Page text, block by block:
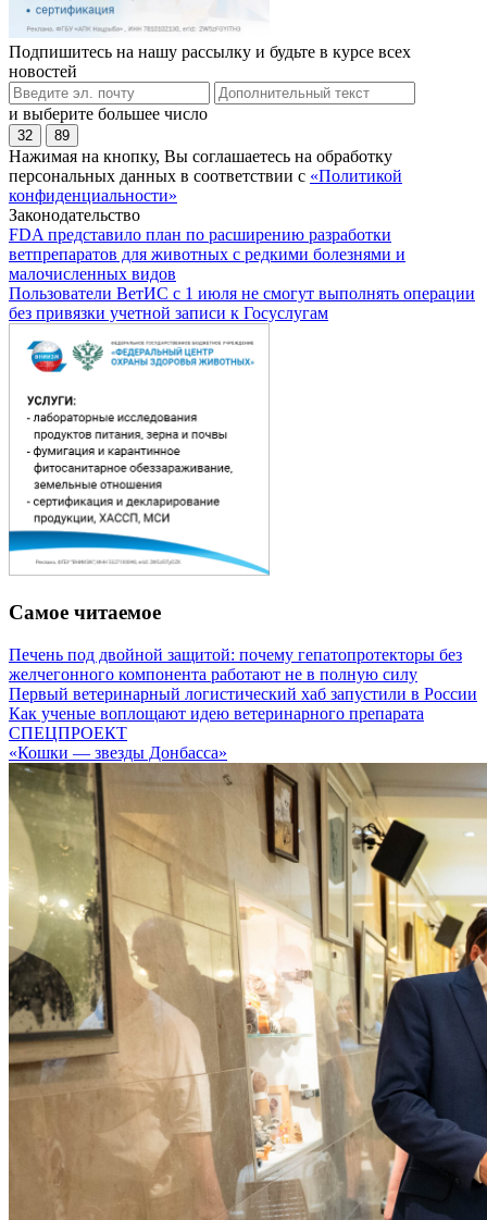
Подпишитесь на нашу рассылку и будьте в курсе всех
новостей
и выберите большее число
32 89
Нажимая на кнопку, Вы соглашаетесь на обработку
персональных данных в соответствии с «Политикой
конфиденциальности»
Законодательство
FDA представило план по расширению разработки
ветпрепаратов для животных с редкими болезнями и
малочисленных видов
Пользователи ВетИС с 1 июля не смогут выполнять операции
без привязки учетной записи к Госуслугам
Самое читаемое
Печень под двойной защитой: почему гепатопротекторы без
желчегонного компонента работают не в полную силу
Первый ветеринарный логистический хаб запустили в России
Как ученые воплощают идею ветеринарного препарата
СПЕЦПРОЕКТ
«Кошки — звезды Донбасса»